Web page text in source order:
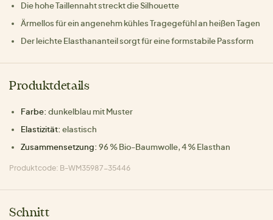
Die hohe Taillennaht streckt die Silhouette
Ärmellos für ein angenehm kühles Tragegefühl an heißen Tagen
Der leichte Elasthananteil sorgt für eine formstabile Passform
Produktdetails
Farbe: dunkelblau mit Muster
Elastizität: elastisch
Zusammensetzung: 96 % Bio-Baumwolle, 4 % Elasthan
Produktcode: B-WM35987-35446
Schnitt